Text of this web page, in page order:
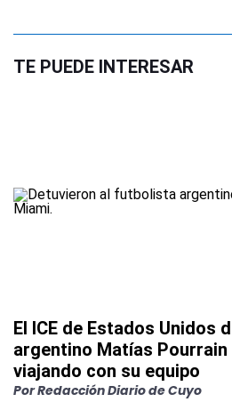
TE PUEDE INTERESAR
El ICE de Estados Unidos
argentino Matías Pourrain
viajando con su equipo
PorRedacción Diario de Cuyo